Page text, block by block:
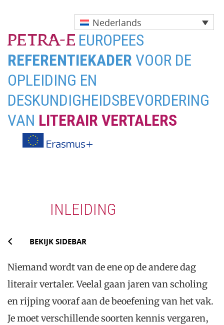
Nederlands
EUROPEES
REFERENTIEKADER VOOR DE
OPLEIDING EN
DESKUNDIGHEIDSBEVORDERING
VAN LITERAIR VERTALERS
INLEIDING
BEKIJK SIDEBAR
Niemand wordt van de ene op de andere dag
literair vertaler. Veelal gaan jaren van scholing
en rijping vooraf aan de beoefening van het vak.
Je moet verschillende soorten kennis vergaren,